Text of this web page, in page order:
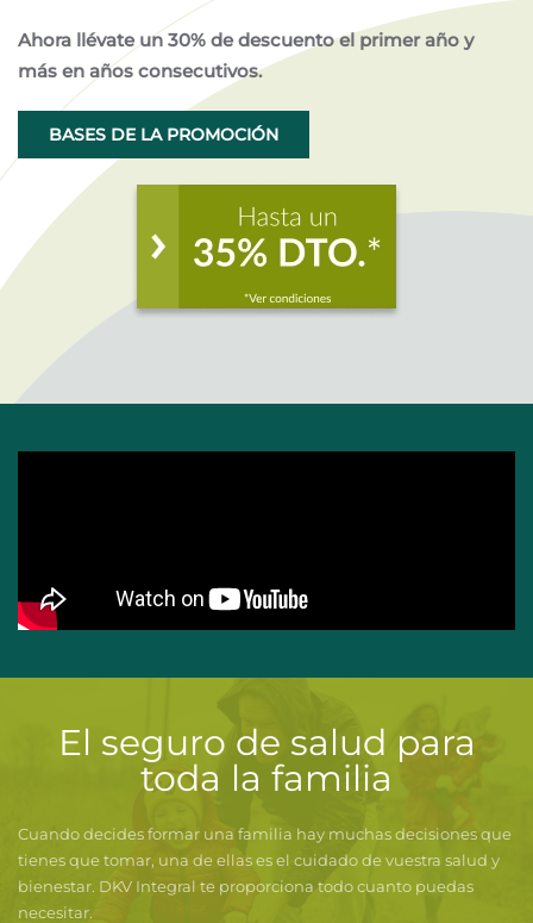
Ahora llévate un 30% de descuento el primer año y
más en años consecutivos.
BASES DE LA PROMOCIÓN
El seguro de salud para
toda la familia
Cuando decides formar una familia hay muchas decisiones que
tienes que tomar, una de ellas es el cuidado de vuestra salud y
bienestar. DKV Integral te proporciona todo cuanto puedas
necesitar.